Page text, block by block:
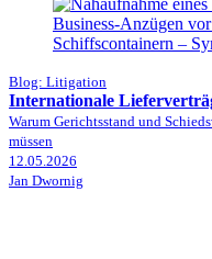
Blog: Litigation
Internationale
Warum Gerichtsstand und
müssen
12.05.2026
Jan Dwornig